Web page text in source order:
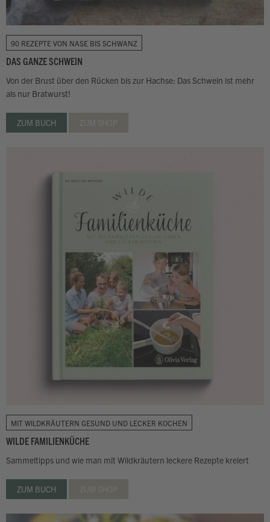
90 REZEPTE VON NASE BIS SCHWANZ
DAS GANZE SCHWEIN
Von der Brust über den Rücken bis zur Hachse: Das Schwein ist mehr
als nur Bratwurst!
ZUM BUCH
MIT WILDKRÄUTERN GESUND UND LECKER KOCHEN
WILDE FAMILIENKÜCHE
Sammeltipps und wie man mit Wildkräutern leckere Rezepte kreiert
ZUM BUCH